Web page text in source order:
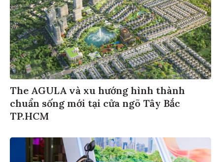
The AGULA và xu hướng hình thành
chuẩn sống mới tại cửa ngõ Tây Bắc
TP.HCM